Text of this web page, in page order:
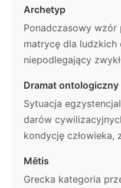
Archetyp
Ponadczasowy
matrycę dla ludzkich
niepodlegający
Dramat ontologiczny
Sytuacja
darów
kondycję człowieka,
Mētis
Grecka kategoria